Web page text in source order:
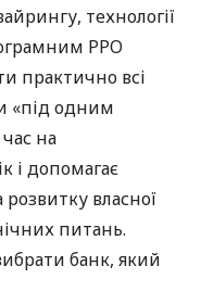
технології
РРО
практично всі
«під одним
на
і допомагає
власної
питань.
банк, який